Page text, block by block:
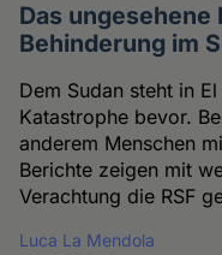
Das
Behinderung im
Dem Sudan steht in
Katastrophe bevor.
anderem Menschen
Berichte zeigen mit
Verachtung die RSF
Luca La Mendola